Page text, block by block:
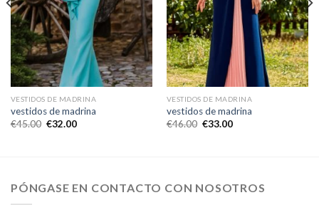
VESTIDOS DE MADRINA
vestidos de madrina
€45.00 €32.00
VESTIDOS DE MADRINA
vestidos de madrina
€46.00 €33.00
PÓNGASE EN CONTACTO CON NOSOTROS